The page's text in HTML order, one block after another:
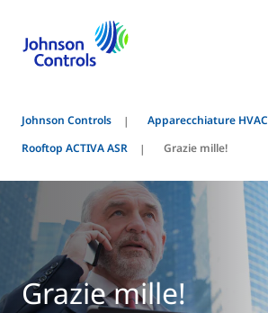
Johnson Controls
Apparecchiature HVAC
Rooftop ACTIVA ASR
Grazie mille!
Grazie mille!